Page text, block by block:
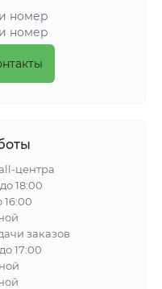
номер
номер
центра
18:00
16:00
заказов
17:00